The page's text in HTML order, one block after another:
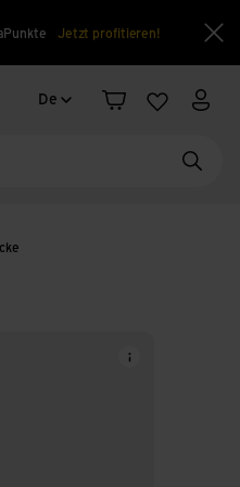
Jetzt profitieren!
Sprachwechsel
De
Warenkorb
Merkliste
& Trekkingstöcke